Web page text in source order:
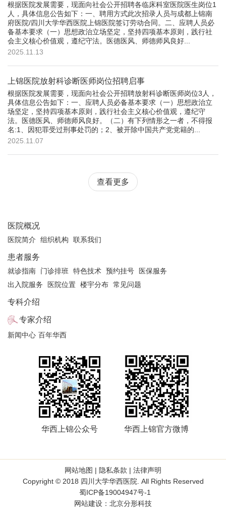
根据医院发展需要，现面向社会公开招聘各临床科室医院医生岗位1
人，具体信息公告如下：一、聘用方式此次招录人员与成都上锦南
府医院/四川大学华西医院上锦医院签订劳动合同。二、应聘人员必
备基本要求（一）思想政治立场坚定，坚持四项基本原则，践行社
会主义核心价值观，遵纪守法。医德医风、师德师风良好...
2025.11.13
上锦医院放射科诊断医师岗位招聘启事
根据医院发展需要，现面向社会公开招聘放射科诊断医师岗位3人，
具体信息公告如下：一、应聘人员必备基本要求（一）思想政治立
场坚定，坚持四项基本原则，践行社会主义核心价值观，遵纪守
法。医德医风、师德师风良好。（二）有下列情形之一者，不得报
名:1、因犯罪受过刑事处罚的；2、被开除中国共产党党籍的...
2025.11.07
查看更多
医院概况
医院简介 组织机构 联系我们
患者服务
就诊指南 门诊排班 特色技术 预约挂号
医保服务
出入院服务
医院位置 楼宇分布 常见问题
专科介绍
专家介绍
新闻中心 百年华西
华西上锦公众号 华西上锦官方微博
网站地图 | 隐私条款 | 法律声明
Copyright © 2018 四川大学华西医院. All Rights Reserved
蜀ICP备19004947号-1
网站建设 ： 北京分形科技